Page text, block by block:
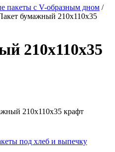
пакеты с V-образным дном /
бумажный 210х110х35
210х110х35
210х110х35 крафт
под хлеб и выпечку